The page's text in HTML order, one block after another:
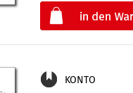
KONTO